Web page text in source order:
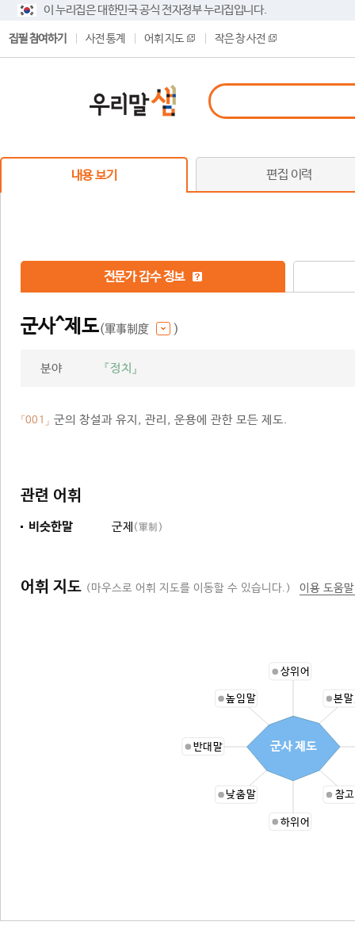
이 누리집은 대한민국 공식 전자정부 누리집입니다.
집필 참여하기 사전 통계 어휘 지도 작은 창 사전
내용 보기 편집 이력
전문가 감수 정보
군사^제도(軍事制度 )
분야 『정치』
「001」 군의 창설과 유지, 관리, 운용에 관한 모든 제도.
관련 어휘
비슷한말 군제 (軍制)
어휘 지도 (마우스로 어휘 지도를 이동할 수 있습니다.) 이용 도움
상위어
본
참
하위어
낮춤말
반대말
높임말
군사 제도